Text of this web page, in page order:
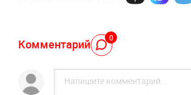
Комментарий 0